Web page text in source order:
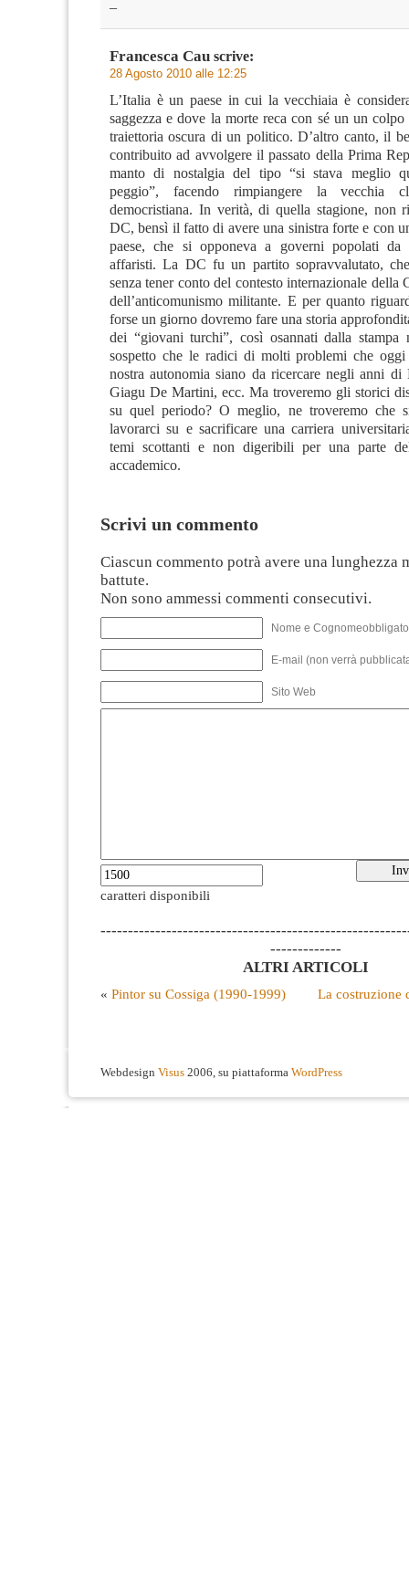
–
Francesca Cau scrive:
28 Agosto 2010 alle 12:25
L’Italia è un paese in cui la vecchiaia è
saggezza e dove la morte reca con sé un un
traiettoria oscura di un politico. D’altro canto, il
contribuito ad avvolgere il passato della Prima
manto di nostalgia del tipo “si stava meglio
peggio”, facendo rimpiangere la vecchia
democristiana. In verità, di quella stagione, non
DC, bensì il fatto di avere una sinistra forte e con
paese, che si opponeva a governi popolati
affaristi. La DC fu un partito sopravvalutato,
senza tener conto del contesto internazionale della
dell’anticomunismo militante. E per quanto
forse un giorno dovremo fare una storia
dei “giovani turchi”, così osannati dalla stampa
sospetto che le radici di molti problemi che oggi
nostra autonomia siano da ricercare negli anni di
Giagu De Martini, ecc. Ma troveremo gli storici
su quel periodo? O meglio, ne troveremo che
lavorarci su e sacrificare una carriera
temi scottanti e non digeribili per una parte
accademico.
Scrivi un commento
Ciascun commento potrà avere una lunghezza
battute.
Non sono ammessi commenti consecutivi.
Nome e
E-mail (non verrà
Sito Web
caratteri disponibili
-------------
ALTRI ARTICOLI
« Pintor su Cossiga (1990-1999) La costruzione
Webdesign Visus 2006, su piattaforma WordPress